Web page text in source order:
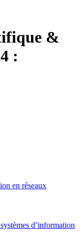
&
:
en réseaux
d’information